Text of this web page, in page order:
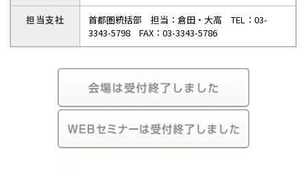
担当支社
首都圏統括部 担当：倉田・大高 TEL：03-
3343-5798 FAX：03-3343-5786